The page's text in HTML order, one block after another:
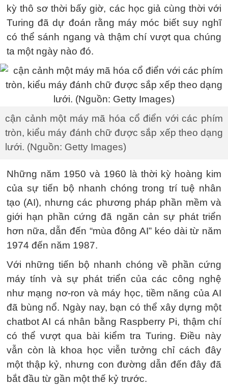
kỳ thô sơ thời bấy giờ, các học giả cùng thời với
Turing đã dự đoán rằng máy móc biết suy nghĩ
có thể sánh ngang và thậm chí vượt qua chúng
ta một ngày nào đó.
cận cảnh một máy mã hóa cổ điển với các phím
tròn, kiểu máy đánh chữ được sắp xếp theo dạng
lưới. (Nguồn: Getty Images)
Những năm 1950 và 1960 là thời kỳ hoàng kim
của sự tiến bộ nhanh chóng trong trí tuệ nhân
tạo (AI), nhưng các phương pháp phần mềm và
giới hạn phần cứng đã ngăn cản sự phát triển
hơn nữa, dẫn đến “mùa đông AI” kéo dài từ năm
1974 đến năm 1987.
Với những tiến bộ nhanh chóng về phần cứng
máy tính và sự phát triển của các công nghệ
như mạng nơ-ron và máy học, tiềm năng của AI
đã bùng nổ. Ngày nay, bạn có thể xây dựng một
chatbot AI cá nhân bằng Raspberry Pi, thậm chí
có thể vượt qua bài kiểm tra Turing. Điều này
vẫn còn là khoa học viễn tưởng chỉ cách đây
một thập kỷ, nhưng con đường dẫn đến đây đã
bắt đầu từ gần một thế kỷ trước.